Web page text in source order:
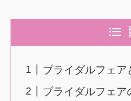
ブライダルフェア
ブライダルフェア